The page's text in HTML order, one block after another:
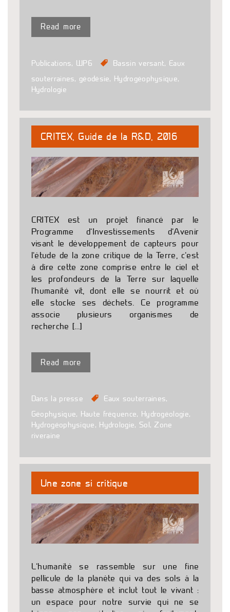
Read more
Publications, WP6 Bassin versant, Eaux
souterraines, géodésie, Hydrogéophysique,
Hydrologie
CRITEX, Guide de la R&D, 2016
CRITEX est un projet financé par le
Programme d’Investissements d’Avenir
visant le développement de capteurs pour
l’étude de la zone critique de la Terre, c’est
à dire cette zone comprise entre le ciel et
les profondeurs de la Terre sur laquelle
l’humanité vit, dont elle se nourrit et où
elle stocke ses déchets. Ce programme
associe plusieurs organismes de
recherche […]
Read more
Dans la presse Eaux souterraines,
Géophysique, Haute fréquence, Hydrogéologie,
Hydrogéophysique, Hydrologie, Sol, Zone
riveraine
Une zone si critique
L’humanité se rassemble sur une fine
pellicule de la planète qui va des sols à la
basse atmosphère et inclut tout le vivant :
un espace pour notre survie qui ne se